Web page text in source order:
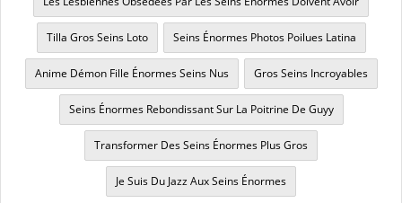
Tilla Gros Seins Loto Seins Énormes Photos Poilues Latina
Anime Démon Fille Énormes Seins Nus Gros Seins Incroyables
Seins Énormes Rebondissant Sur La Poitrine De Guyy
Transformer Des Seins Énormes Plus Gros
Je Suis Du Jazz Aux Seins Énormes